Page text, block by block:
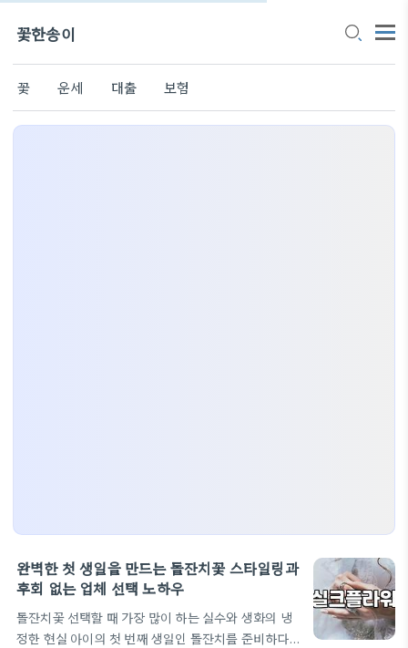
꽃한송이
꽃 운세 대출 보험
완벽한 첫 생일을 만드는 돌잔치꽃 스타일링과
후회 없는 업체 선택 노하우
돌잔치꽃 선택할 때 가장 많이 하는 실수와 생화의 냉
정한 현실 아이의 첫 번째 생일인 돌잔치를 준비하다